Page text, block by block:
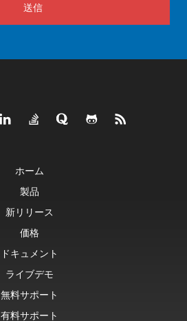
送信
ホーム
製品
新リリース
価格
ドキュメント
ライブデモ
無料サポート
有料サポート